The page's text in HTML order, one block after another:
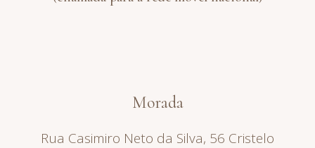
Morada
Rua Casimiro Neto da Silva, 56 Cristelo